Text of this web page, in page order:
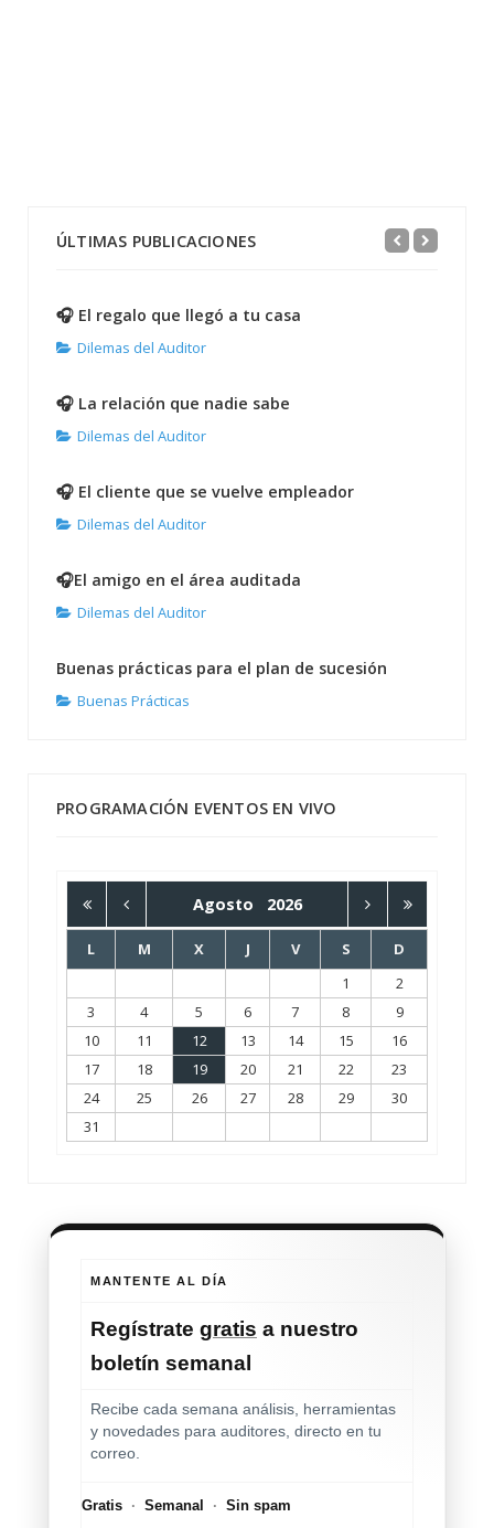
ÚLTIMAS PUBLICACIONES
🎧 El regalo que llegó a tu casa
Dilemas del Auditor
🎧 La relación que nadie sabe
Dilemas del Auditor
🎧 El cliente que se vuelve empleador
Dilemas del Auditor
🎧El amigo en el área auditada
Dilemas del Auditor
Buenas prácticas para el plan de sucesión
Buenas Prácticas
PROGRAMACIÓN EVENTOS EN VIVO
Agosto 2026
L M X J V S
D
1
2
3
4 5 6 7 8
9
10
11 12 13 14 15
16
17
18 19 20 21 22
23
24
25 26 27 28 29
30
31
MANTENTE AL DÍA
Regístrate gratis a nuestro
boletín semanal
Recibe cada semana análisis, herramientas
y novedades para auditores, directo en tu
correo.
Gratis · Semanal · Sin spam